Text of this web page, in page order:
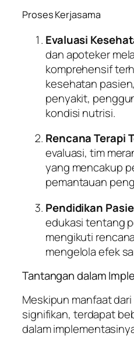
Proses Kerjasama
Evaluasi
dan apoteker
komprehensif
kesehatan
penyakit,
kondisi nutrisi.
Rencana Terapi
evaluasi, tim
yang mencakup
pemantauan
Pendidikan
edukasi tentang
mengikuti
mengelola efek
Tantangan dalam
Meskipun manfaat
signifikan, terdapat
dalam